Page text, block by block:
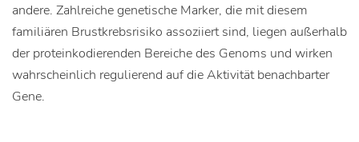
andere. Zahlreiche genetische Marker, die mit diesem
familiären Brustkrebsrisiko assoziiert sind, liegen außerhalb
der proteinkodierenden Bereiche des Genoms und wirken
wahrscheinlich regulierend auf die Aktivität benachbarter
Gene.